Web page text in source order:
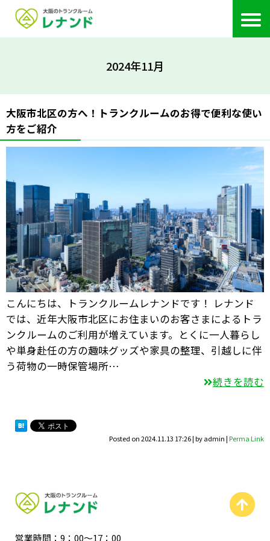
2024年11月
大阪市北区の方へ！トランクルームのお得で便利な使い
方をご紹介
こんにちは、トランクルームレナンドです！ レナンド
では、近年大阪市北区にお住まいのお客さまによるトラ
ンクルームのご利用が増えています。とくに一人暮らし
や単身赴任の方の趣味グッズや家具の整理、引越しに伴
う荷物の一時保管場所…
続きを読む
Posted on2024.11.13 17:26|byadmin|Perma Link
営業時間：9：00〜17：00